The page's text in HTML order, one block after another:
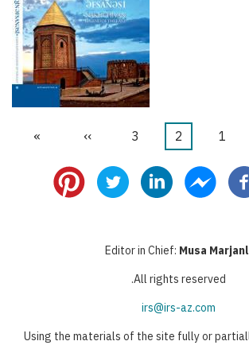
الصفحة
1
Current
2 الصفحة
3
Next
››
Last
»
Editor in Chief: Musa
All rights reserved.
irs@irs-az.com
Using the materials of the site fully or